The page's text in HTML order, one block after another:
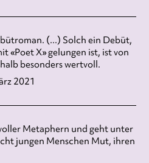
(...) Solch ein Debüt,
«Poet X» gelungen ist, ist von
besonders wertvoll.
2021
Metaphern und geht unter
jungen Menschen Mut, ihren